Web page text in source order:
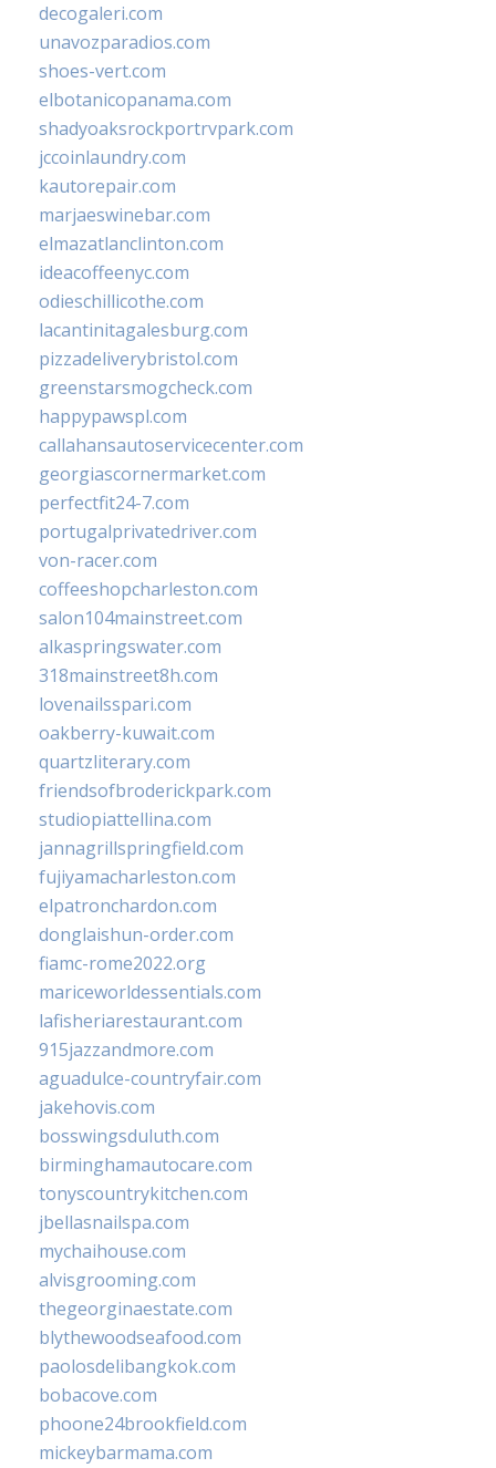
decogaleri.com
unavozparadios.com
shoes-vert.com
elbotanicopanama.com
shadyoaksrockportrvpark.com
jccoinlaundry.com
kautorepair.com
marjaeswinebar.com
elmazatlanclinton.com
ideacoffeenyc.com
odieschillicothe.com
lacantinitagalesburg.com
pizzadeliverybristol.com
greenstarsmogcheck.com
happypawspl.com
callahansautoservicecenter.com
georgiascornermarket.com
perfectfit24-7.com
portugalprivatedriver.com
von-racer.com
coffeeshopcharleston.com
salon104mainstreet.com
alkaspringswater.com
318mainstreet8h.com
lovenailsspari.com
oakberry-kuwait.com
quartzliterary.com
friendsofbroderickpark.com
studiopiattellina.com
jannagrillspringfield.com
fujiyamacharleston.com
elpatronchardon.com
donglaishun-order.com
fiamc-rome2022.org
mariceworldessentials.com
lafisheriarestaurant.com
915jazzandmore.com
aguadulce-countryfair.com
jakehovis.com
bosswingsduluth.com
birminghamautocare.com
tonyscountrykitchen.com
jbellasnailspa.com
mychaihouse.com
alvisgrooming.com
thegeorginaestate.com
blythewoodseafood.com
paolosdelibangkok.com
bobacove.com
phoone24brookfield.com
mickeybarmama.com